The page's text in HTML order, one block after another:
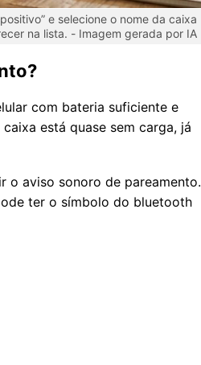
e selecione o nome da caixa
na lista. - Imagem gerada por IA
com bateria suficiente e
está quase sem carga, já
o aviso sonoro de pareamento.
ter o símbolo do bluetooth